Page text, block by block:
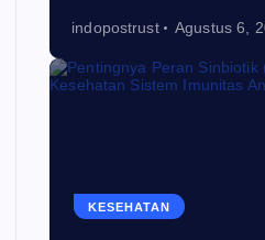
indopostrust Agustus 6,
KESEHATAN